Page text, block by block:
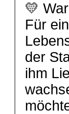
💛
Für
der
ihm